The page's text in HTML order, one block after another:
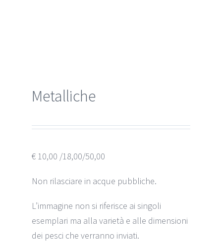
Metalliche
€ 10,00 /18,00/50,00
Non rilasciare in acque pubbliche.
L’immagine non si riferisce ai singoli
esemplari ma alla varietà e alle dimensioni
dei pesci che verranno inviati.